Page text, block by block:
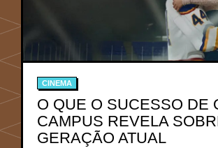
CINEMA
O QUE O SUCESSO DE
CAMPUS REVELA
GERAÇÃO ATUAL